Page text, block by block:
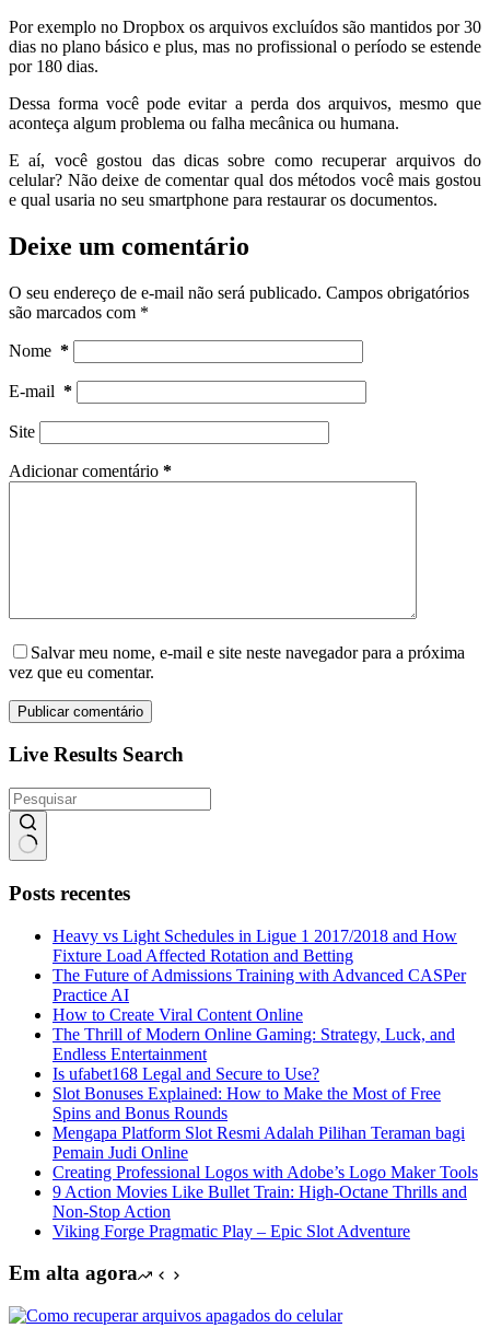
Por exemplo no Dropbox os arquivos excluídos são mantidos por 30
dias no plano básico e plus, mas no profissional o período se estende
por 180 dias.
Dessa forma você pode evitar a perda dos arquivos, mesmo que
aconteça algum problema ou falha mecânica ou humana.
E aí, você gostou das dicas sobre como recuperar arquivos do
celular? Não deixe de comentar qual dos métodos você mais gostou
e qual usaria no seu smartphone para restaurar os documentos.
Deixe um comentário
O seu endereço de e-mail não será publicado. Campos obrigatórios
são marcados com *
Nome *
E-mail *
Site
Adicionar comentário *
Salvar meu nome, e-mail e site neste navegador para a próxima
vez que eu comentar.
Publicar comentário
Live Results Search
resultados
Posts recentes
Heavy vs Light Schedules in Ligue 1 2017/2018 and How
Fixture Load Affected Rotation and Betting
The Future of Admissions Training with Advanced CASPer
Practice AI
How to Create Viral Content Online
The Thrill of Modern Online Gaming: Strategy, Luck, and
Endless Entertainment
Is ufabet168 Legal and Secure to Use?
Slot Bonuses Explained: How to Make the Most of Free
Spins and Bonus Rounds
Mengapa Platform Slot Resmi Adalah Pilihan Teraman bagi
Pemain Judi Online
Creating Professional Logos with Adobe’s Logo Maker Tools
9 Action Movies Like Bullet Train: High-Octane Thrills and
Non-Stop Action
Viking Forge Pragmatic Play – Epic Slot Adventure
Em alta agora